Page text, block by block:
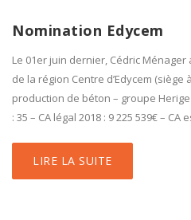
Nomination Edycem
Le 01er juin dernier, Cédric
de la région Centre d’Edycem (siège
production de béton – groupe
: 35 – CA légal 2018 : 9 225 539€ – CA
LIRE LA SUITE